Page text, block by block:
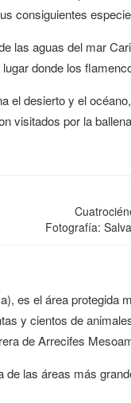
consiguientes
las aguas del mar
donde los
el desierto y el
visitados por la
Fotografía:
es el área
y cientos de
de Arrecifes
de las áreas más